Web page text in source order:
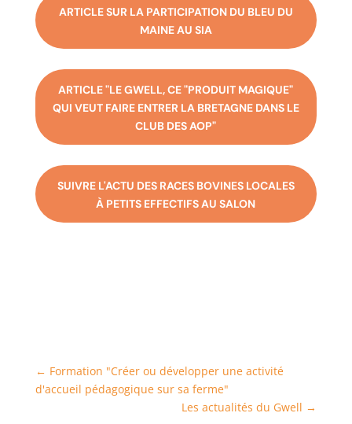
ARTICLE SUR LA PARTICIPATION DU BLEU DU
MAINE AU SIA
ARTICLE "LE GWELL, CE "PRODUIT MAGIQUE"
QUI VEUT FAIRE ENTRER LA BRETAGNE DANS LE
CLUB DES AOP"
SUIVRE L'ACTU DES RACES BOVINES LOCALES
À PETITS EFFECTIFS AU SALON
← Formation "Créer ou développer une activité
d'accueil pédagogique sur sa ferme"
Les actualités du Gwell →